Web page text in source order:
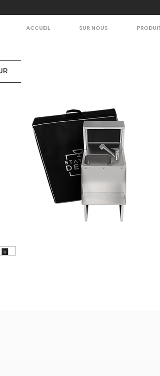
ACCUEIL SUR NOUS